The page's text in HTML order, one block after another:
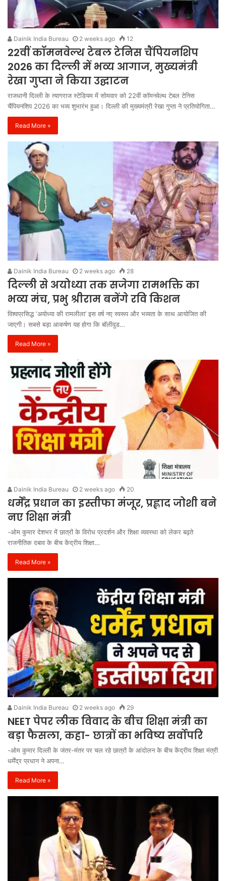
Dainik India Bureau 2 weeks ago 12
22वीं कॉमनवेल्थ टेबल टेनिस चैंपियनशिप
2026 का दिल्ली में भव्य आगाज, मुख्यमंत्री
रेखा गुप्ता ने किया उद्घाटन
राजधानी दिल्ली के त्यागराज स्टेडियम में सोमवार को 22वीं कॉमनवेल्थ टेबल टेनिस
चैंपियनशिप 2026 का भव्य शुभारंभ हुआ। दिल्ली की मुख्यमंत्री रेखा गुप्ता ने प्रतियोगिता…
Read More »
Dainik India Bureau 2 weeks ago 28
दिल्ली से अयोध्या तक सजेगा रामभक्ति का
भव्य मंच, प्रभु श्रीराम बनेंगे रवि किशन
विश्वप्रसिद्ध ‘अयोध्या की रामलीला’ इस वर्ष नए स्वरूप और भव्यता के साथ आयोजित की
जाएगी। सबसे बड़ा आकर्षण यह होगा कि बॉलीवुड…
Read More »
Dainik India Bureau 2 weeks ago 20
धर्मेंद्र प्रधान का इस्तीफा मंजूर, प्रह्लाद जोशी बने
नए शिक्षा मंत्री
-ओम कुमार देशभर में छात्रों के विरोध प्रदर्शन और शिक्षा व्यवस्था को लेकर बढ़ते
राजनीतिक दबाव के बीच केंद्रीय शिक्षा…
Read More »
Dainik India Bureau 2 weeks ago 29
NEET पेपर लीक विवाद के बीच शिक्षा मंत्री का
बड़ा फैसला, कहा- छात्रों का भविष्य सर्वोपरि
-ओम कुमार दिल्ली के जंतर-मंतर पर चल रहे छात्रों के आंदोलन के बीच केंद्रीय शिक्षा मंत्री
धर्मेंद्र प्रधान ने अपना…
Read More »